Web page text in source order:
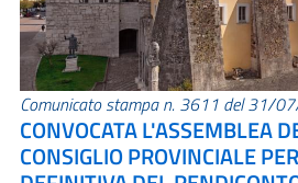
Comunicato stampa n. 3611 del 31/
CONVOCATA L'ASSEMBLEA
CONSIGLIO PROVINCIALE